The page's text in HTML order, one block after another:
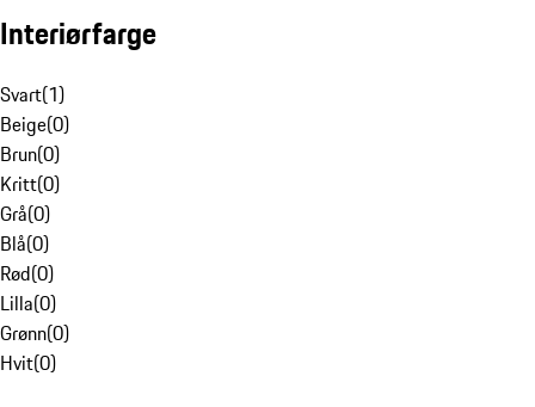
Interiørfarge
Svart(1)
Beige(0)
Brun(0)
Kritt(0)
Grå(0)
Blå(0)
Rød(0)
Lilla(0)
Grønn(0)
Hvit(0)